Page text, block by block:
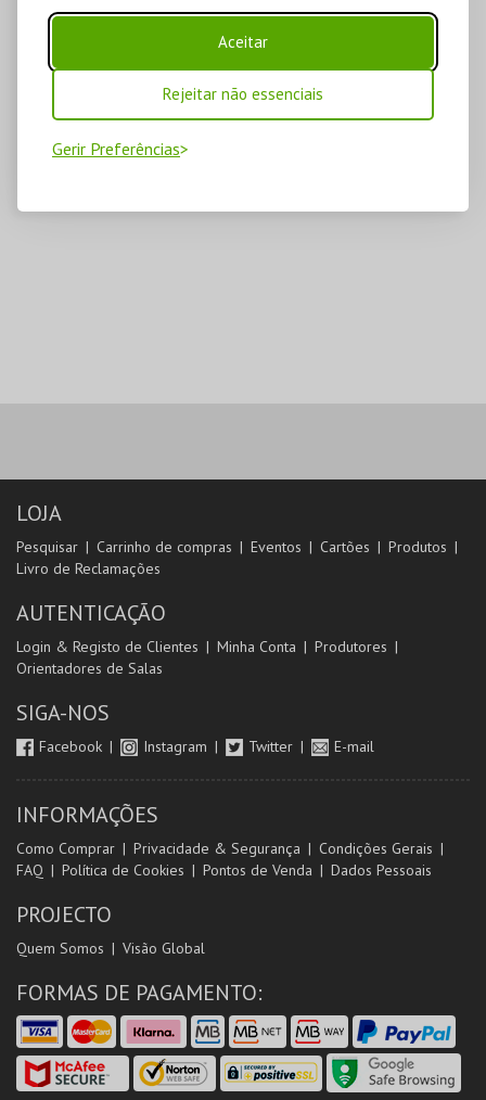
Aceitar
Rejeitar não essenciais
Gerir Preferências
LOJA
Pesquisar Carrinho de compras Eventos Cartões
Produtos
Livro de Reclamações
AUTENTICAÇÃO
Login & Registo de Clientes Minha Conta
Produtores
Orientadores de Salas
SIGA-NOS
Facebook Instagram Twitter E-mail
INFORMAÇÕES
Como Comprar Privacidade & Segurança
Condições Gerais
FAQ
Política de Cookies Pontos de Venda Dados Pessoais
PROJECTO
Quem Somos Visão Global
FORMAS DE PAGAMENTO: